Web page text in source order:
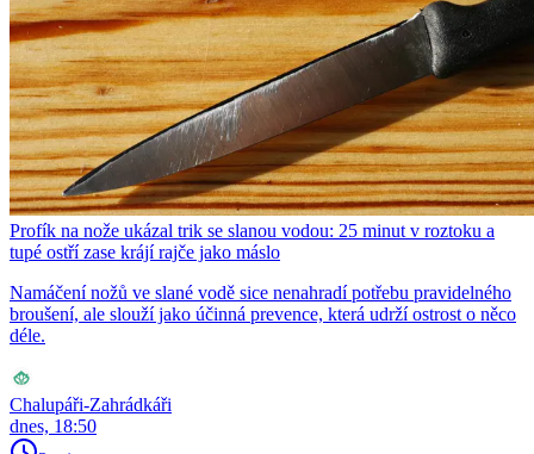
Profík na nože ukázal trik se slanou vodou: 25 minut v roztoku a
tupé ostří zase krájí rajče jako máslo
Namáčení nožů ve slané vodě sice nenahradí potřebu pravidelného
broušení, ale slouží jako účinná prevence, která udrží ostrost o něco
déle.
Chalupáři-Zahrádkáři
dnes, 18:50